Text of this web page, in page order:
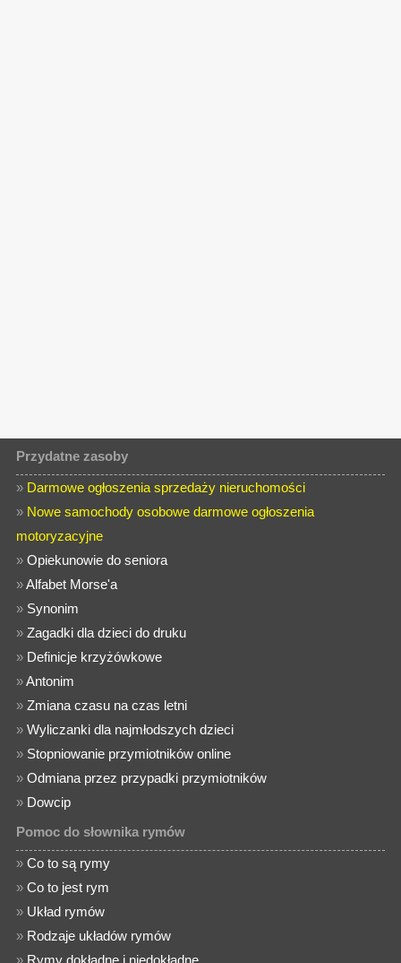
Przydatne zasoby
» Darmowe ogłoszenia sprzedaży nieruchomości
» Nowe samochody osobowe darmowe ogłoszenia
motoryzacyjne
»Opiekunowie do seniora
»Alfabet Morse'a
» Synonim
»Zagadki dla dzieci do druku
» Definicje krzyżówkowe
»Antonim
»Zmiana czasu na czas letni
»Wyliczanki dla najmłodszych dzieci
» Stopniowanie przymiotników online
»Odmiana przez przypadki przymiotników
» Dowcip
Pomoc do słownika rymów
»Co to są rymy
»Co to jest rym
» Układ rymów
» Rodzaje układów rymów
» Rymy dokładne i niedokładne